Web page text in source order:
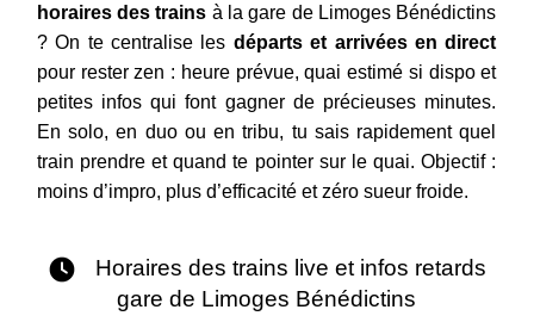
horaires des trains à la gare de Limoges Bénédictins
? On te centralise les départs et arrivées en direct
pour rester zen : heure prévue, quai estimé si dispo et
petites infos qui font gagner de précieuses minutes.
En solo, en duo ou en tribu, tu sais rapidement quel
train prendre et quand te pointer sur le quai. Objectif :
moins d’impro, plus d’efficacité et zéro sueur froide.
Horaires des trains live et infos retards
gare de Limoges Bénédictins